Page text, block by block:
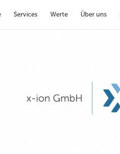
Services Werte Über uns